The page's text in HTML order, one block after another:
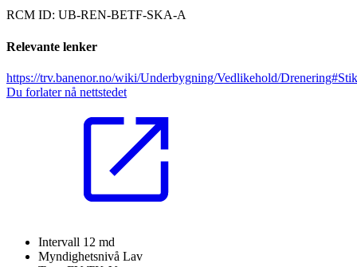
RCM ID: UB-REN-BETF-SKA-A
Relevante lenker
https://trv.banenor.no/wiki/Underbygning/Vedlikehold/
Du forlater nå nettstedet
Intervall 12 md
Myndighetsnivå Lav